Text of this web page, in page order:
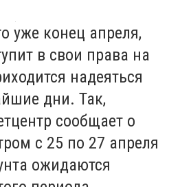
уже конец апреля,
в свои права на
надеяться
дни. Так,
сообщает о
с 25 по 27 апреля
ожидаются